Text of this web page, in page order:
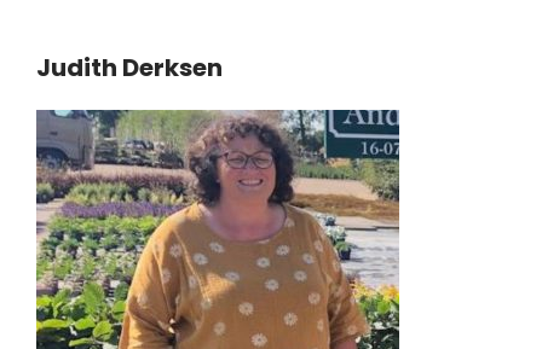
Judith Derksen